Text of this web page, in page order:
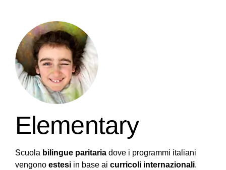
Elementary
Scuola bilingue paritaria dove i programmi italiani
vengono estesi in base ai curricoli internazionali.